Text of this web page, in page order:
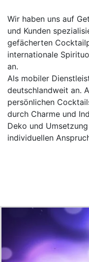
Wir haben uns auf
und Kunden
gefächerten
internationale
an.
Als mobiler
deutschlandweit an.
persönlichen
durch Charme und
Deko und
individuellen